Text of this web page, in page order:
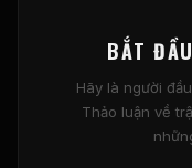
BẮT
Hãy là người
Thảo luận về